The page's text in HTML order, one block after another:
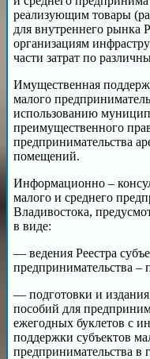
реализующим товары
для внутреннего рынка
организациям
части затрат по
Имущественная
малого
использованию
преимущественного
предпринимательства
помещений.
Информационно –
малого и среднего
Владивостока,
в виде:
— ведения Реестра
предпринимательства –
— подготовки и
пособий для
ежегодных буклетов с
поддержки субъектов
предпринимательства в